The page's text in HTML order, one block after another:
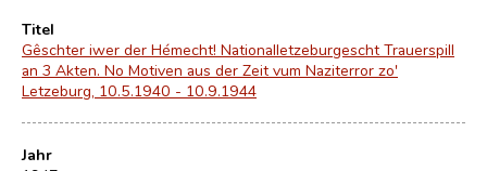
Titel
Gêschter iwer der Hémecht! Nationalletzeburgescht Trauerspill
an 3 Akten. No Motiven aus der Zeit vum Naziterror zo'
Letzeburg, 10.5.1940 - 10.9.1944
Jahr